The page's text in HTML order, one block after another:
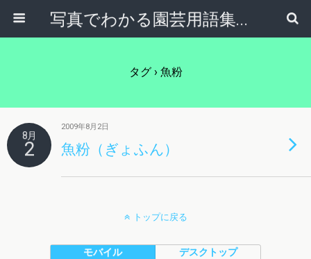
写真でわかる園芸用語集｜見て納得！かんたんガーデニング用語辞典
タグ › 魚粉
8月
2
2009年8月2日
魚粉（ぎょふん）
トップに戻る
モバイル デスクトップ